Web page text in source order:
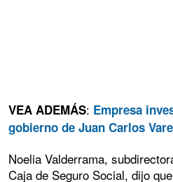
VEA ADEMÁS: Empresa
gobierno de Juan Carlos
Noelia Valderrama,
Caja de Seguro Social, dijo